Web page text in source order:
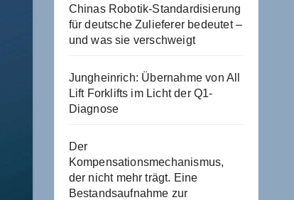
Chinas Robotik-Standardisierung
für deutsche Zulieferer bedeutet –
und was sie verschweigt
Jungheinrich: Übernahme von All
Lift Forklifts im Licht der Q1-
Diagnose
Der
Kompensationsmechanismus,
der nicht mehr trägt. Eine
Bestandsaufnahme zur